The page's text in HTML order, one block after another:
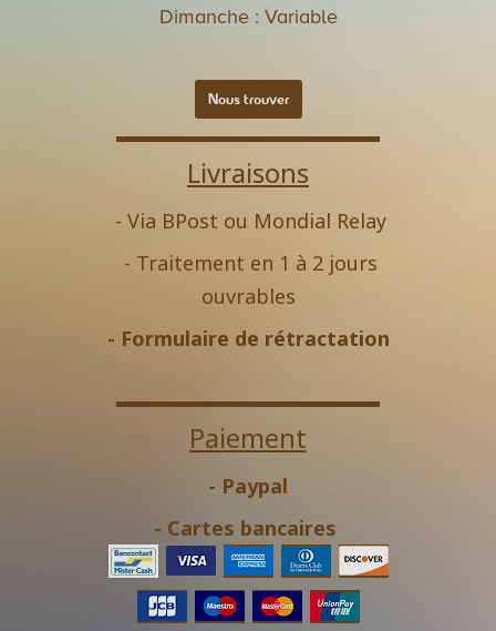
Dimanche : Variable
Nous trouver
Livraisons
- Via BPost ou Mondial Relay
- Traitement en 1 à 2 jours
ouvrables
- Formulaire de rétractation
Paiement
- Paypal
- Cartes bancaires